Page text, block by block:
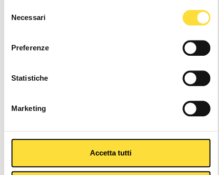
delNecessari
Preferenze
Statistiche
Marketing
Accetta tutti
left
Related Products